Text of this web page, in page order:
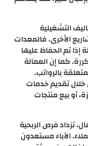
التشغيلية
الأخرى. فالمعدات
تم الحفاظ عليها
كما إن العمالة
بالرواتب.
خلال تقديم خدمات
أو بيع منتجات
تزداد فرص الربحية
الآباء مستعدون